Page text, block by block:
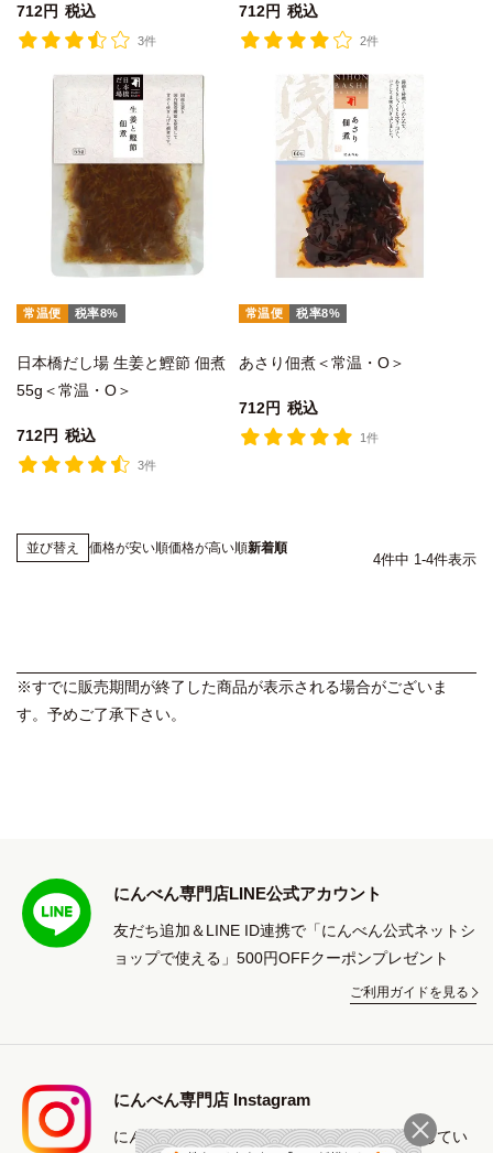
712 税込
3件
712 税込
2件
常温便 税率8%
日本橋だし場 生姜と鰹節 佃煮
55g＜常温・O＞
712 税込
3件
常温便 税率8%
あさり佃煮＜常温・O＞
712 税込
1件
並び替え 価格が安い順価格が高い順新着順
4件中 1-4件表示
※すでに販売期間が終了した商品が表示される場合がございま
す。予めご了承下さい。
にんべん専門店LINE公式アカウント
友だち追加＆LINE ID連携で「にんべん公式ネットシ
ョップで使える」500円OFFクーポンプレゼント
ご利用ガイドを見る
にんべん専門店 Instagram
にんべんの商品や鰹節を使ったレシピを紹介してい